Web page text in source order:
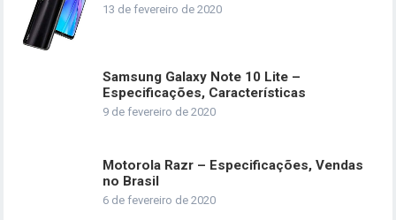
13 de fevereiro de 2020
Samsung Galaxy Note 10 Lite –
Especificações, Características
9 de fevereiro de 2020
Motorola Razr – Especificações, Vendas
no Brasil
6 de fevereiro de 2020